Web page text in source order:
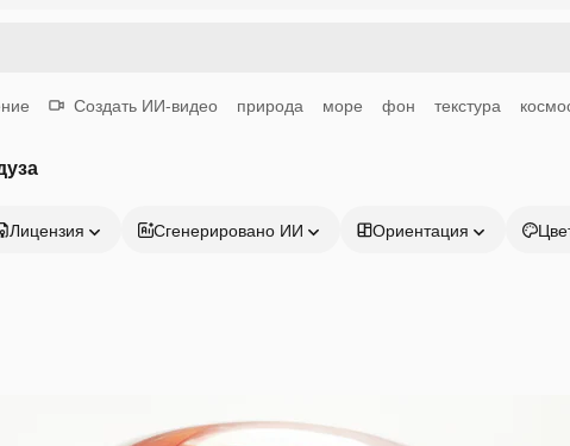
Создать ИИ-видео природа море фон текстура
Лицензия Сгенерировано ИИ Ориентация